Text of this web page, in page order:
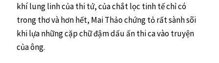
khí lung linh của thi tứ, của chắt lọc tinh tế chỉ có
trong thơ và hơn hết, Mai Thảo chứng tỏ rất sành sõi
khi lựa những cặp chữ đậm dấu ấn thi ca vào truyện
của ông.